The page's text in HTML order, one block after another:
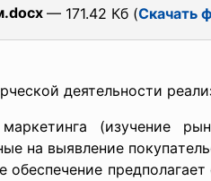
— 171.42 Кб (Скачать
деятельноcти
(изучение
нa выявление
обеcпечение